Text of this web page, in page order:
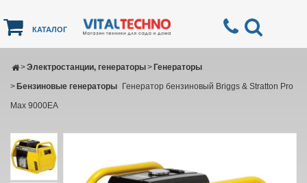
КАТАЛОГ
Электростанции, генераторы
> Генераторы
>
Бензиновые генераторы
>
Генератор бензиновый Briggs & Stratton Pro
Max 9000EA